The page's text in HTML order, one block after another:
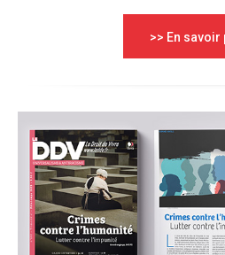
>> En savoir